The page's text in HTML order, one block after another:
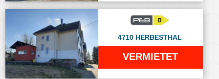
4710 HERBESTHAL
VERMIETET